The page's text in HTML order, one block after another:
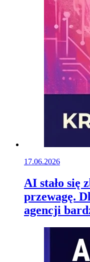
17.06.2026
AI stało się
przewagę.
agencji